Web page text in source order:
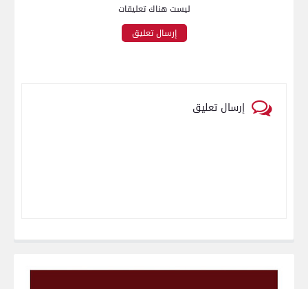
ليست هناك تعليقات
إرسال تعليق
إرسال تعليق